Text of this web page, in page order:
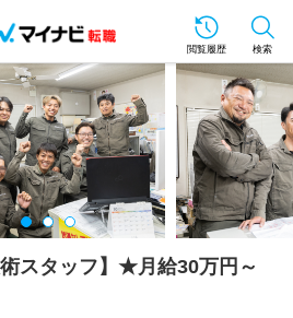
閲覧履歴 検索
スタッフ】★月給30万円～